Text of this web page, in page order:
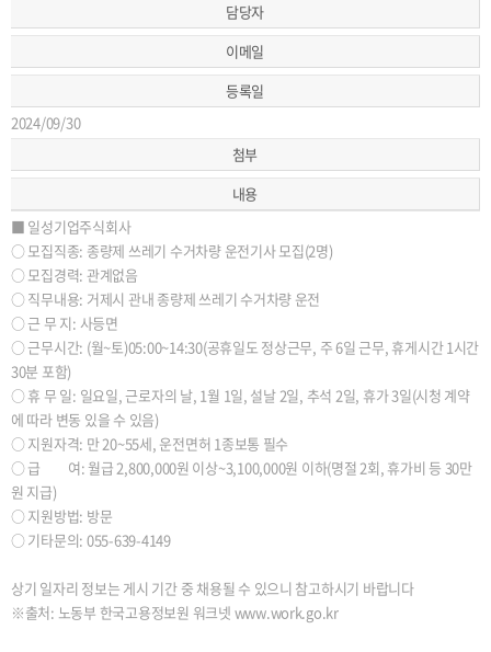
담당자
이메일
등록일
2024/09/30
첨부
내용
■ 일성기업주식회사
○ 모집직종: 종량제 쓰레기 수거차량 운전기사 모집(2명)
○ 모집경력: 관계없음
○ 직무내용: 거제시 관내 종량제 쓰레기 수거차량 운전
○ 근 무 지: 사등면
○ 근무시간: (월~토)05:00~14:30(공휴일도 정상근무, 주 6일 근무, 휴게시간 1시간
30분 포함)
○ 휴 무 일: 일요일, 근로자의 날, 1월 1일, 설날 2일, 추석 2일, 휴가 3일(시청 계약
에 따라 변동 있을 수 있음)
○ 지원자격: 만 20~55세, 운전면허 1종보통 필수
○ 급 여: 월급 2,800,000원 이상~3,100,000원 이하(명절 2회, 휴가비 등 30만
원 지급)
○ 지원방법: 방문
○ 기타문의: 055-639-4149
상기 일자리 정보는 게시 기간 중 채용될 수 있으니 참고하시기 바랍니다
※출처: 노동부 한국고용정보원 워크넷 www.work.go.kr